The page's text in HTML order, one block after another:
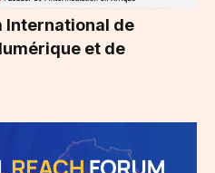
International de
et de